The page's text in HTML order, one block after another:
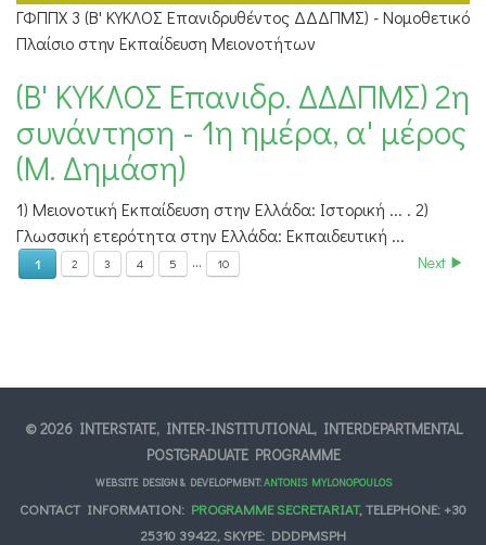
ΓΦΠΠΧ 3 (Β' ΚΥΚΛΟΣ Επανιδρυθέντος ΔΔΔΠΜΣ) - Νομοθετικό
Πλαίσιο στην Εκπαίδευση Μειονοτήτων
(Β' ΚΥΚΛΟΣ Επανιδρ. ΔΔΔΠΜΣ) 2η
συνάντηση - 1η ημέρα, α' μέρος
(Μ. Δημάση)
1) Μειονοτική Εκπαίδευση στην Ελλάδα: Ιστορική ... . 2)
Γλωσσική ετερότητα στην Ελλάδα: Εκπαιδευτική ...
1 2 3 4 5 ... 10 Next
© 2026 INTERSTATE, INTER-INSTITUTIONAL, INTERDEPARTMENTAL
POSTGRADUATE PROGRAMME
WEBSITE DESIGN & DEVELOPMENT:ANTONIS MYLONOPOULOS
CONTACT INFORMATION: PROGRAMME SECRETARIAT, TELEPHONE: +30
25310 39422, SKYPE: DDDPMSPH